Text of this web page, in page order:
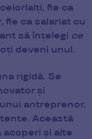
fie ca
fie ca salariat cu
să înțelegi ce
deveni unul.
rigidă. Se
și
antreprenor,
Această
și alte